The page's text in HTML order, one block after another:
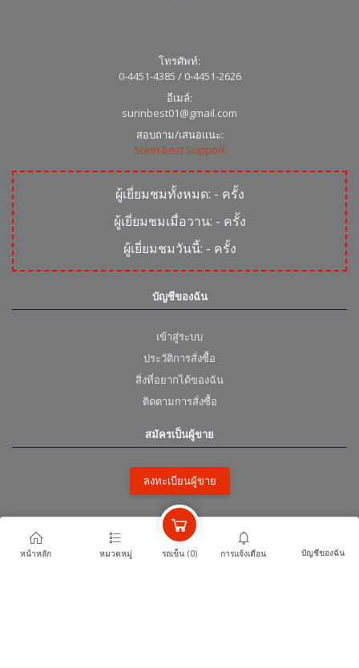
โทรศัพท์:
0-4451-4385 / 0-4451-2626
อีเมล์:
surinbest01@gmail.com
สอบถาม/เสนอแนะ:
Surin best Support
ผู้เยี่ยมชมทั้งหมด: - ครั้ง
ผู้เยี่ยมชมเมื่อวาน: - ครั้ง
ผู้เยี่ยมชมวันนี้: - ครั้ง
บัญชีของฉัน
เข้าสู่ระบบ
ประวัติการสั่งซื้อ
สิ่งที่อยากได้ของฉัน
ติดตามการสั่งซื้อ
สมัครเป็นผู้ขาย
ลงทะเบียนผู้ขาย
หน่วยงานพันธมิตร
หน้าหลัก หมวดหมู่ รถเข็น (0) การแจ้งเตือน บัญชีของฉัน